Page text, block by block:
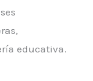
educativa.